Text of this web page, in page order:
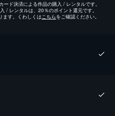
ド決済による作品の購入 / レンタルです。
/ レンタルは、20％のポイント還元です。
ます。くわしくはこちらをご確認ください。